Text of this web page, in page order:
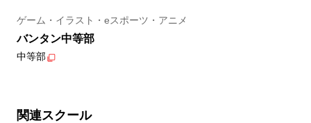
ゲーム・イラスト・eスポーツ・アニメ
バンタン中等部
中等部
関連スクール